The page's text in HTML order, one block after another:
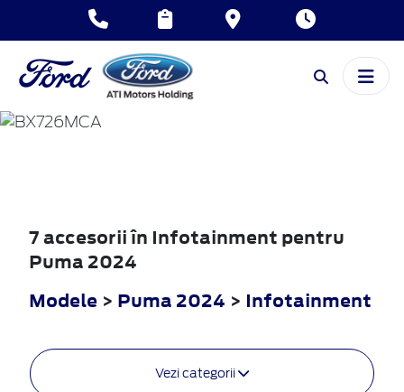
PUMA
7 accesorii în Infotainment pentru
Puma 2024
Modele > Puma 2024 > Infotainment
Vezi categorii